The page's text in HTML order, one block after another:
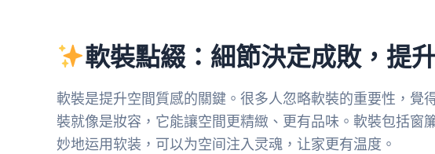
軟裝點綴：細節決定成敗，提
軟裝是提升空間質感的關鍵。很多人忽略軟裝的重要性，覺
裝就像是妝容，它能讓空間更精緻、更有品味。軟裝包括窗
妙地运用软装，可以为空间注入灵魂，让家更有温度。